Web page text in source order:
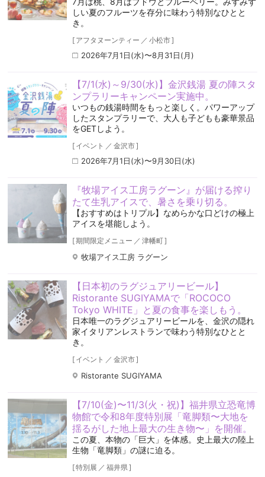
しい夏のフルーツを存分に味わう特別なひとと
き。
[ アフタヌーンティー ／ 小松市]
2026年7月1日(水)〜8月31日(月)
【7/1(水)～9/30(水)】金沢銭湯 夏の陣スタ
ンプラリーキャンペーン実施中。
いつもの銭湯時間をもっと楽しく。パワーアップ
したスタンプラリーで、大人も子どもも豪華景品
をGETしよう。
[ イベント ／ 金沢市]
2026年7月1日(水)〜9月30日(水)
『牧場アイス工房ラグーン』が届ける搾り
たて生乳アイスで、暑さを乗り切る。
【おすすめはトリプル】なめらかな口どけの極上
アイスを堪能しよう。
[期間限定メニュー ／ 津幡町]
牧場アイス工房 ラグーン
【日本初のラグジュアリービール】
Ristorante SUGIYAMAで「ROCOCO
Tokyo WHITE」と夏の食事を楽しもう。
日本唯一のラグジュアリービールを、金沢の隠れ
家イタリアンレストランで味わう特別なひとと
き。
[ イベント ／ 金沢市]
Ristorante SUGIYAMA
【7/10(金)〜11/3(火・祝)】福井県立恐竜博
物館で令和8年度特別展「竜脚類〜大地を
揺るがした地上最大の生き物〜」を開催。
この夏、本物の「巨大」を体感。史上最大の陸上
生物「竜脚類」の謎に迫る。
[特別展 ／ 福井県]